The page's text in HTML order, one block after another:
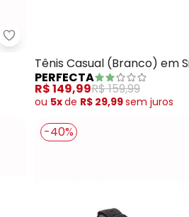
Multimarcas - Tênis Sound
Tênis Casual (Branco) em
PERFECTA
R$ 149,99R$ 159,99
ou 5xde R$ 29,99sem juros
-40%